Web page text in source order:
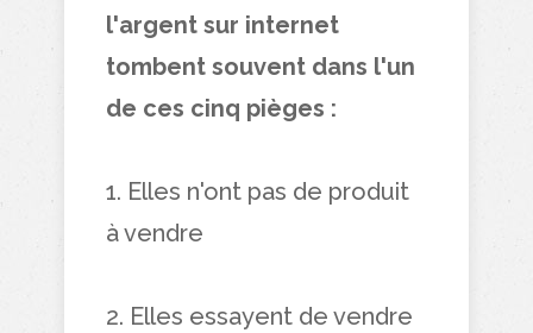
l'argent sur internet
tombent souvent dans l'un
de ces cinq pièges :
1. Elles n'ont pas de produit
à vendre
2. Elles essayent de vendre